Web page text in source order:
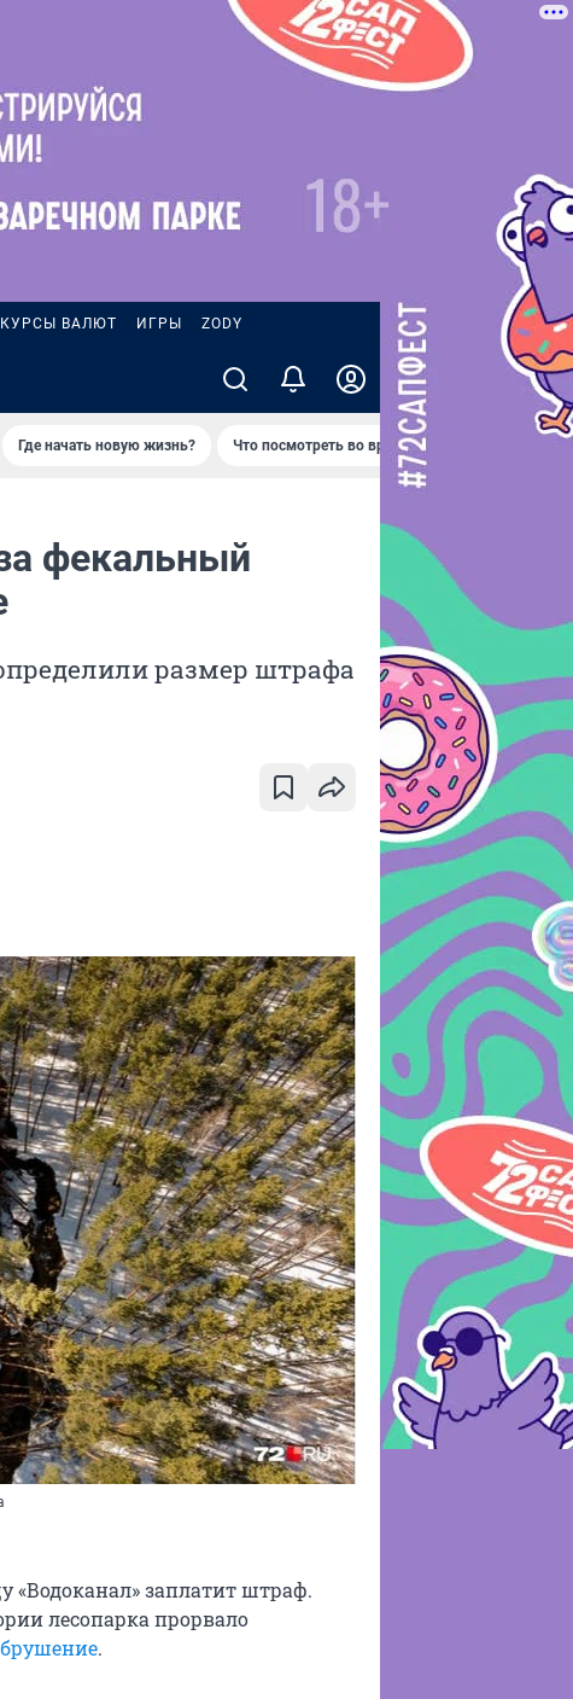
КУРСЫ ВАЛЮТ ИГРЫ ZODY
Где начать новую жизнь? Что посмотреть во время отпуска в
фекальный
размер штрафа
заплатит штраф.
лесопарка прорвало
.